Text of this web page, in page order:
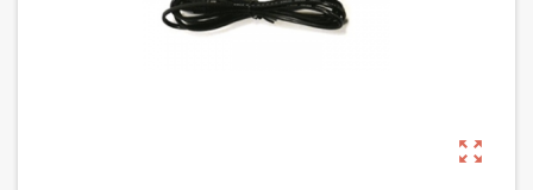
zoom_out_map